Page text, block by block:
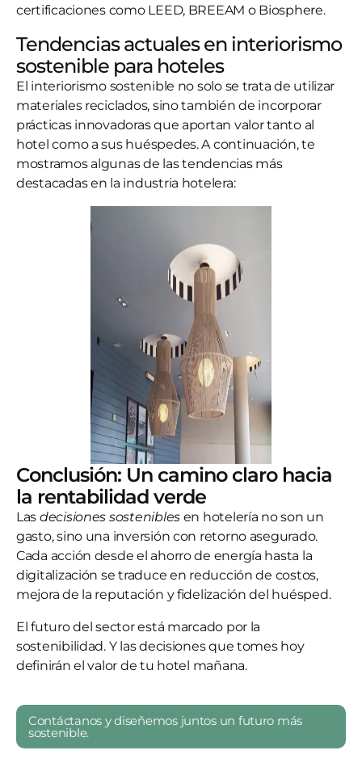
certificaciones como LEED, BREEAM o Biosphere.
Tendencias actuales en interiorismo
sostenible para hoteles
El interiorismo sostenible no solo se trata de utilizar
materiales reciclados, sino también de incorporar
prácticas innovadoras que aportan valor tanto al
hotel como a sus huéspedes. A continuación, te
mostramos algunas de las tendencias más
destacadas en la industria hotelera:
Conclusión: Un camino claro hacia
la rentabilidad verde
Las decisiones sosteniblesen hotelería no son un
gasto, sino una inversión con retorno asegurado.
Cada acción desde el ahorro de energía hasta la
digitalización se traduce en reducción de costos,
mejora de la reputación y fidelización del huésped.
El futuro del sector está marcado por la
sostenibilidad. Y las decisiones que tomes hoy
definirán el valor de tu hotel mañana.
Contáctanos y diseñemos juntos un futuro más
sostenible.